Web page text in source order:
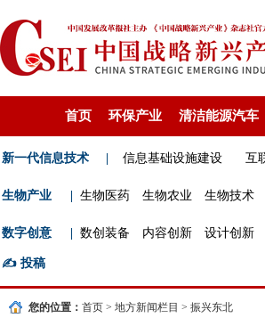
首页 环保产业 清洁能源汽车
新一代信息技术 信息基础设施建设 互
生物产业 生物医药 生物农业 生物技术
数字创意 数创装备 内容创新 设计创新
✍️ 投稿
您的位置： 首页 > 地方新闻栏目 > 振兴东北